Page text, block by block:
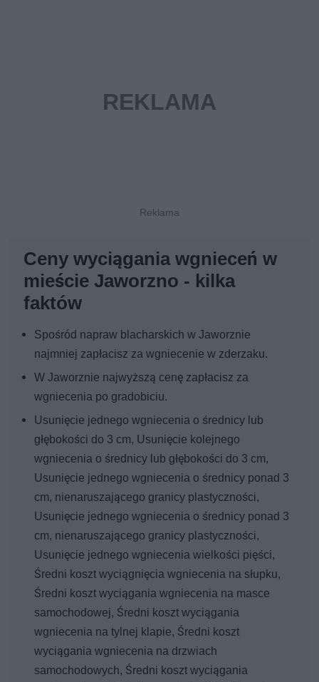
Ceny wyciągania wgnieceń w
mieście Jaworzno - kilka
faktów
Spośród napraw blacharskich w Jaworznie
najmniej zapłacisz za wgniecenie w zderzaku.
W Jaworznie najwyższą cenę zapłacisz za
wgniecenia po gradobiciu.
Usunięcie jednego wgniecenia o średnicy lub
głębokości do 3 cm, Usunięcie kolejnego
wgniecenia o średnicy lub głębokości do 3 cm,
Usunięcie jednego wgniecenia o średnicy ponad 3
cm, nienaruszającego granicy plastyczności,
Usunięcie jednego wgniecenia o średnicy ponad 3
cm, nienaruszającego granicy plastyczności,
Usunięcie jednego wgniecenia wielkości pięści,
Średni koszt wyciągnięcia wgniecenia na słupku,
Średni koszt wyciągania wgniecenia na masce
samochodowej, Średni koszt wyciągania
wgniecenia na tylnej klapie, Średni koszt
wyciągania wgniecenia na drzwiach
samochodowych, Średni koszt wyciągania